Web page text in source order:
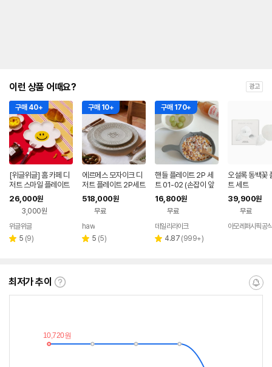
이런 상품 어때요? 광고
구매 40+
[위글위글] 홈 카페 디
저트 스마일 플레이트
2P 세트 - Smile We
Love
26,000원
3,000원
위글위글
별 5 리
(9)
구매 10+
에르메스 모자이크 디
저트 플레이트 2P세트
그릇세트 앞접시 머그
컵
518,000원
무료
haw
별 5 리
(5)
구매 170+
핸들 플레이트 2P 세
트 01-02 (손잡이 앞
접시)
16,800원
무료
데일리라이크
별 4.87 리
(999+)
오설록 동백꽃
트 세트
39,900원
무료
아모레퍼시픽공
최저가 추이
최
이
란?
알